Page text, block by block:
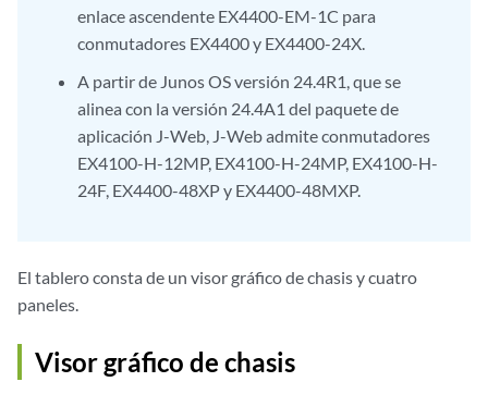
enlace ascendente EX4400-EM-1C para
conmutadores EX4400 y EX4400-24X.
A partir de Junos OS versión 24.4R1, que se
alinea con la versión 24.4A1 del paquete de
aplicación J-Web, J-Web admite conmutadores
EX4100-H-12MP, EX4100-H-24MP, EX4100-H-
24F, EX4400-48XP y EX4400-48MXP.
El tablero consta de un visor gráfico de chasis y cuatro
paneles.
Visor gráfico de chasis